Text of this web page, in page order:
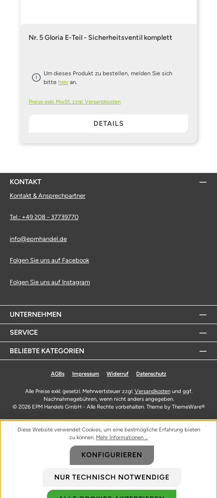
Nr. 5 Gloria E-Teil - Sicherheitsventil komplett
Um dieses Produkt zu bestellen, melden Sie sich
bittehier an.
Preise exkl. MwSt. zzgl. Versandkosten
DETAILS
KONTAKT
Kontakt & Ansprechpartner
Tel.: +49 208 - 37739770
info@epmhandel.de
Folgen Sie uns auf Facebook
Folgen Sie uns auf Instagram
UNTERNEHMEN
SERVICE
BELIEBTE KATEGORIEN
AGBs Impressum Widerruf Datenschutz
Alle Preise exkl. gesetzl. Mehrwertsteuer zzgl. Versandkostenund ggf.
Nachnahmegebühren, wenn nicht anders angegeben.
© 2026 EPM Handels GmbH - Alle Rechte vorbehalten. Theme by ThemeWare®
Diese Website verwendet Cookies, um eine bestmögliche Erfahrung bieten
zu können. Mehr Informationen ...
NUR TECHNISCH NOTWENDIGE
KONFIGURIEREN